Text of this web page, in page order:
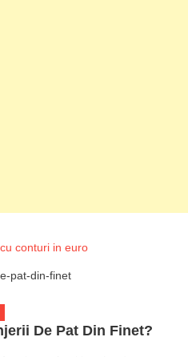
De Pat Din Finet?